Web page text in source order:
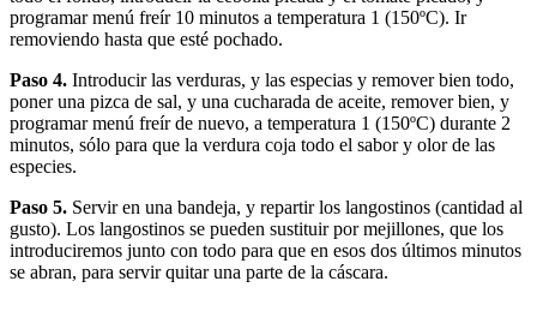
programar menú freír 10 minutos a temperatura 1 (150ºC). Ir
removiendo hasta que esté pochado.
Paso 4. Introducir las verduras, y las especias y remover bien todo,
poner una pizca de sal, y una cucharada de aceite, remover bien, y
programar menú freír de nuevo, a temperatura 1 (150ºC) durante 2
minutos, sólo para que la verdura coja todo el sabor y olor de las
especies.
Paso 5. Servir en una bandeja, y repartir los langostinos (cantidad al
gusto). Los langostinos se pueden sustituir por mejillones, que los
introduciremos junto con todo para que en esos dos últimos minutos
se abran, para servir quitar una parte de la cáscara.